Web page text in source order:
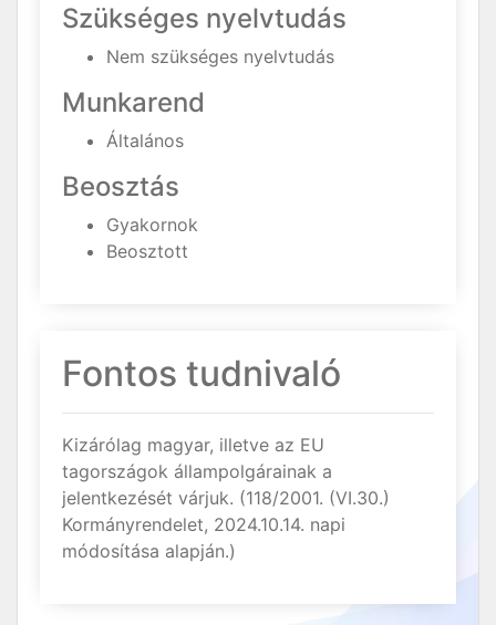
Szükséges nyelvtudás
Nem szükséges nyelvtudás
Munkarend
Általános
Beosztás
Gyakornok
Beosztott
Fontos tudnivaló
Kizárólag magyar, illetve az EU
tagországok állampolgárainak a
jelentkezését várjuk. (118/2001. (VI.30.)
Kormányrendelet, 2024.10.14. napi
módosítása alapján.)